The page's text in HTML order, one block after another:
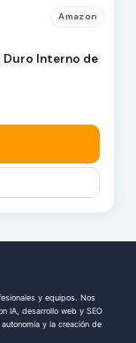
Amazon
Duro Interno de
y equipos. Nos
IA, desarrollo web y SEO
y la creación de